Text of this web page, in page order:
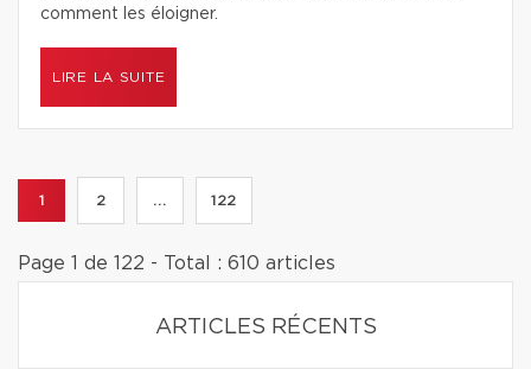
comment les éloigner.
LIRE LA SUITE
1 2 ... 122
Page 1 de 122 - Total : 610 articles
ARTICLES RÉCENTS